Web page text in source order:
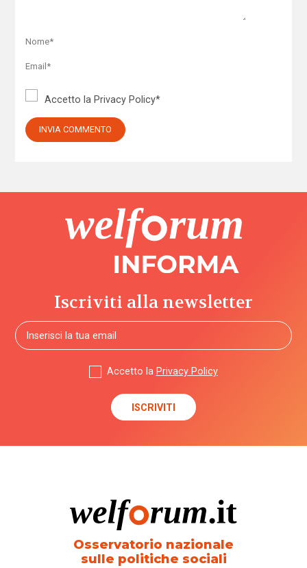
Accetto la Privacy Policy*
Iscriviti alla newsletter
Accetto la Privacy Policy
Osservatorio nazionale
sulle politiche sociali